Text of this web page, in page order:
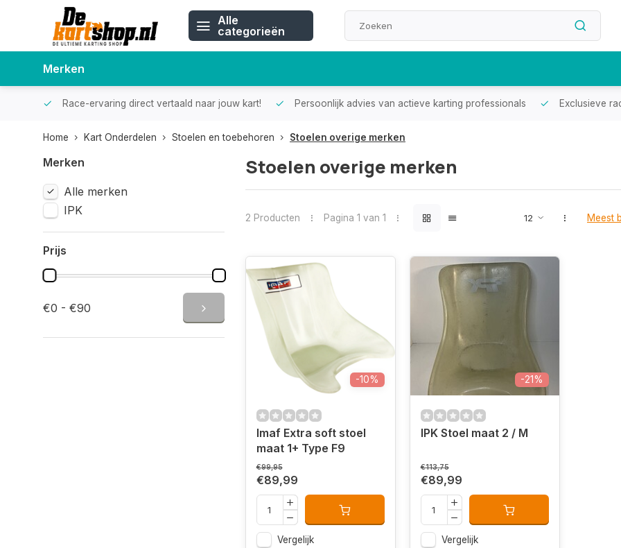
Alle
categorieën
Merken
Race-ervaring direct vertaald naar jouw kart! Persoonlijk advies van actieve karting professionals Exclusieve
Home Kart Onderdelen Stoelen en toebehoren Stoelen overige merken
Merken
Alle merken
IPK
Prijs
€0 - €90
Stoelen overige merken
2 Producten Pagina 1 van 1 Meest
-10%
Imaf Extra soft stoel
maat 1+ Type F9
€99,95
€89,99
Vergelijk
-21%
IPK Stoel maat 2 / M
€113,75
€89,99
Vergelijk